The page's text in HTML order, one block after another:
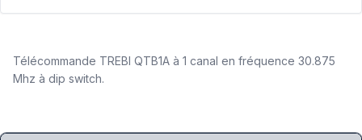
Télécommande TREBI QTB1A à 1 canal en fréquence 30.875
Mhz à dip switch.